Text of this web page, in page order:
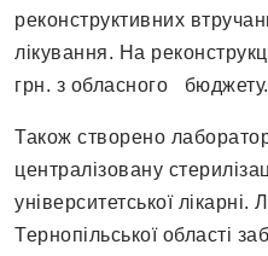
реконструктивних
лікування. На
грн. з обласного бюджету.
Також створено
централізовану
університетської
Тернопільської області